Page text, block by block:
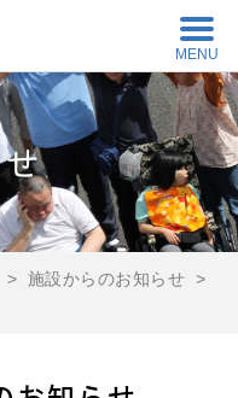
MENU
> 施設からのお知らせ >